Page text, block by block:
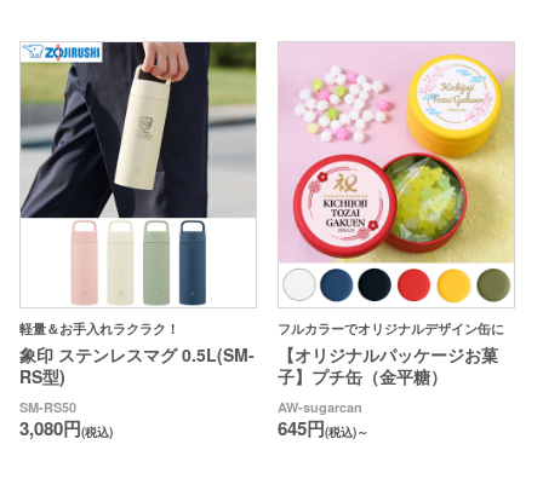
軽量＆お手入れラクラク！
象印 ステンレスマグ 0.5L(SM-
RS型)
SM-RS50
3,080円(税込)
フルカラーでオリジナルデザイン缶に
【オリジナルパッケージお菓
子】プチ缶（金平糖）
AW-sugarcan
645円(税込)～